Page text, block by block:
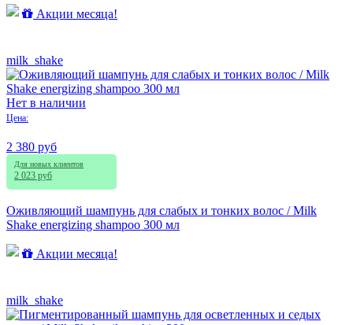
Акции месяца!
milk_shake
Нет в наличии
Цена:
2 380 руб
Для новых клиентов
2 023 руб
Оживляющий шампунь для слабых и тонких волос / Milk
Shake energizing shampoo 300 мл
Акции месяца!
milk_shake